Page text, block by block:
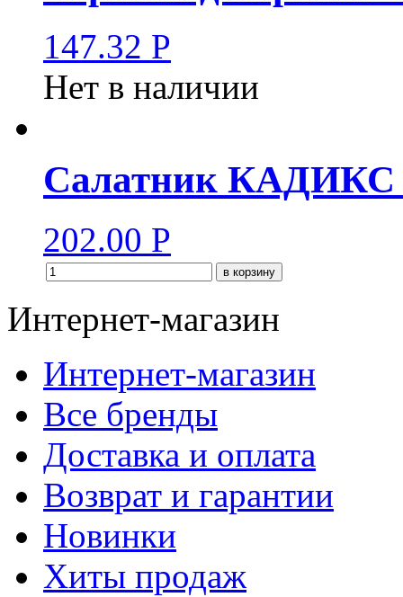
147.32 Р
Нет в наличии
Салатник КАДИКС
202.00 Р
в корзину
Интернет-магазин
Интернет-магазин
Все бренды
Доставка и оплата
Возврат и гарантии
Новинки
Хиты продаж